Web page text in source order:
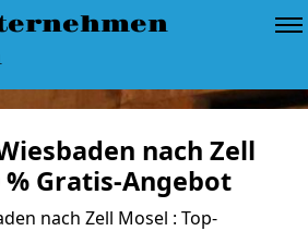
nach Zell
Gratis-Angebot
nach Zell Mosel : Top-